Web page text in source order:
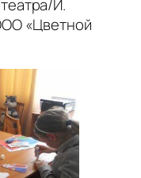
И.
«Цветной